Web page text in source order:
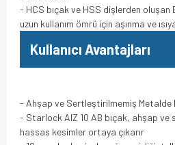
- HCS bıçak ve HSS dişlerden oluşan
uzun kullanım ömrü için aşınma ve
Kullanıcı Avantajları
- Ahşap ve Sertleştirilmemiş Metalde
- Starlock AIZ 10 AB bıçak, ahşap
hassas kesimler ortaya çıkarır